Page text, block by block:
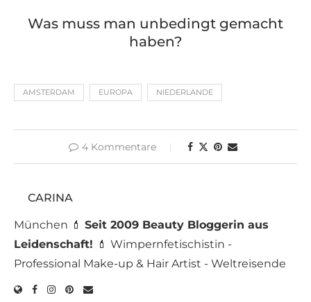
Was muss man unbedingt gemacht
haben?
AMSTERDAM EUROPA NIEDERLANDE
4 Kommentare
CARINA
München 💄 Seit 2009 Beauty Bloggerin aus
Leidenschaft! 💄 Wimpernfetischistin -
Professional Make-up & Hair Artist - Weltreisende